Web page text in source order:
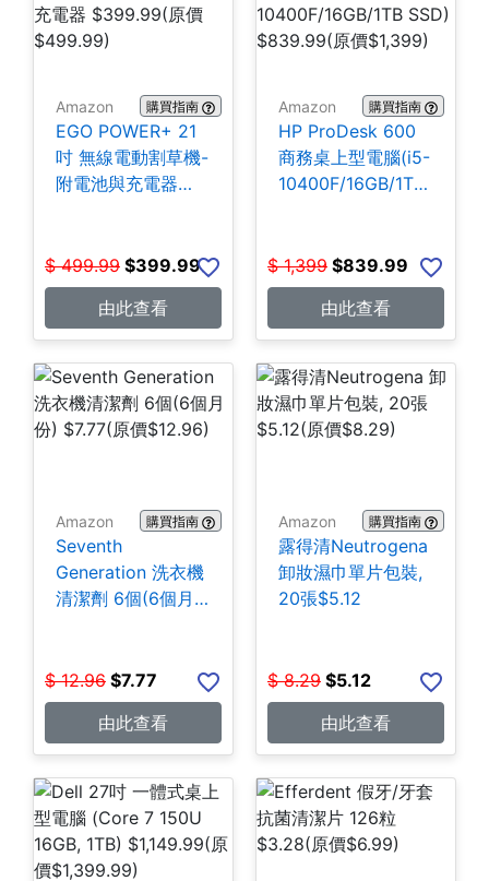
Amazon 購買指南
EGO POWER+ 21
吋 無線電動割草機-
附電池與充電器
$ 499.99 $399.99
由此查看
Amazon 購買指南
HP ProDesk 600
商務桌上型電腦(i5-
10400F/16GB/1TB
$ 1,399 $839.99
由此查看
Amazon 購買指南
Seventh
Generation 洗衣機
清潔劑 6個(6個月
$ 12.96 $7.77
由此查看
Amazon 購買指南
露得清Neutrogena
卸妝濕巾單片包裝,
20張$5.12
$ 8.29 $5.12
由此查看